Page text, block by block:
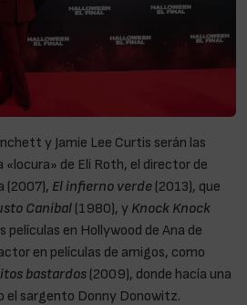
y Jamie Lee Curtis serán las
de Eli Roth, el director de
(2007), El infierno verde (2013), que
Caníbal (1980), y Knock Knock
películas en Hollywood de Ana de
en películas de amigos, como
bastardos (2009), donde hacía una
el sargento Donny Donowitz.